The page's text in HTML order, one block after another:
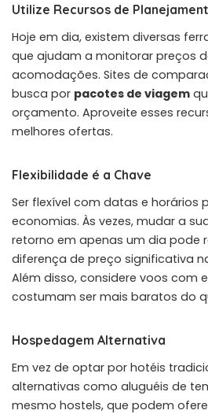
Utilize Recursos de
Hoje em dia, existem diversas
que ajudam a monitorar preços
acomodações. Sites de
busca por pacotes de viagem
orçamento. Aproveite esses
melhores ofertas.
Flexibilidade é a Chave
Ser flexível com datas e horários
economias. Às vezes, mudar a
retorno em apenas um dia pode
diferença de preço significativa
Além disso, considere voos com
costumam ser mais baratos do
Hospedagem Alternativa
Em vez de optar por hotéis
alternativas como aluguéis de
mesmo hostels, que podem